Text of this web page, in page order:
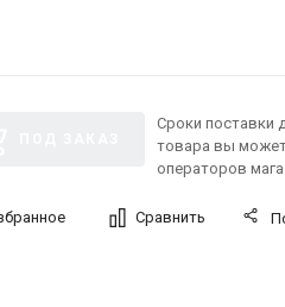
Сроки поставки
товара вы
операторов
Сравнить